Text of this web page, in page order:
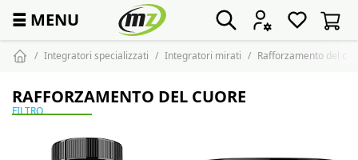
☰ MENU
Integratori specializzati Integratori mirati Rafforzamento del
RAFFORZAMENTO DEL CUORE
FILTRO